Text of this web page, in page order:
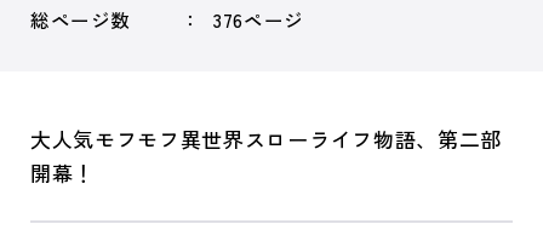
総ページ数 376ページ
大人気モフモフ異世界スローライフ物語、第二部
開幕！